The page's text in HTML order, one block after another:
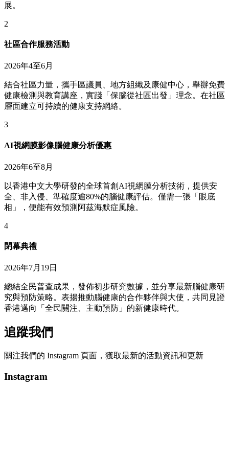
展。
2
社區合作服務活動
2026年4至6月
結合社區力量，攜手區議員、地方組織及康健中心，舉辦免費
健康檢測與教育講座，實踐「保腦從社區出發」理念。在社區
層面建立可持續的健康支持網絡。
3
AI視網膜影像腦健康分析優惠
2026年6至8月
以香港中文大學研發的全球首創AI視網膜分析技術，提供安
全、非入侵、準確度逾80%的腦健康評估。僅需一張「眼底
相」，便能有效預測阿茲海默症風險。
4
閉幕典禮
2026年7月19日
總結全民普查成果，發佈初步研究數據，並分享最新腦健康研
究與預防策略。表揚推動腦健康的合作夥伴與大使，共同見證
香港邁向「全民關注、主動預防」的新健康時代。
追蹤我們
關注我們的 Instagram 頁面，獲取最新的活動資訊和更新
Instagram